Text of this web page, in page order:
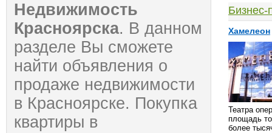
Недвижимость
Красноярска. В данном
разделе Вы сможете
найти объявления о
продаже недвижимости
в Красноярске. Покупка
квартиры в
Хамелеон
Театра
площадь
более